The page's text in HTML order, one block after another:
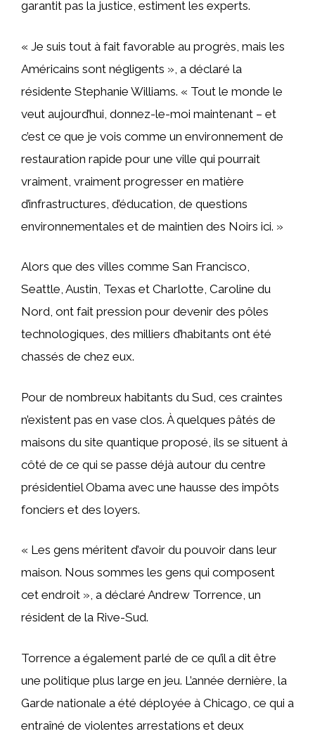
garantit pas la justice, estiment les experts.
« Je suis tout à fait favorable au progrès, mais les
Américains sont négligents », a déclaré la
résidente Stephanie Williams. « Tout le monde le
veut aujourd’hui, donnez-le-moi maintenant – et
c’est ce que je vois comme un environnement de
restauration rapide pour une ville qui pourrait
vraiment, vraiment progresser en matière
d’infrastructures, d’éducation, de questions
environnementales et de maintien des Noirs ici. »
Alors que des villes comme San Francisco,
Seattle, Austin, Texas et Charlotte, Caroline du
Nord, ont fait pression pour devenir des pôles
technologiques, des milliers d’habitants ont été
chassés de chez eux.
Pour de nombreux habitants du Sud, ces craintes
n’existent pas en vase clos. À quelques pâtés de
maisons du site quantique proposé, ils se situent à
côté de ce qui se passe déjà autour du centre
présidentiel Obama avec une hausse des impôts
fonciers et des loyers.
« Les gens méritent d’avoir du pouvoir dans leur
maison. Nous sommes les gens qui composent
cet endroit », a déclaré Andrew Torrence, un
résident de la Rive-Sud.
Torrence a également parlé de ce qu’il a dit être
une politique plus large en jeu. L’année dernière, la
Garde nationale a été déployée à Chicago, ce qui a
entraîné de violentes arrestations et deux